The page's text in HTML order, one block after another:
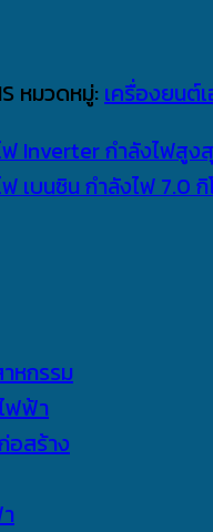
หมวดหมู่: เครื่องยนต์
หกรรม
ฟฟ้า
อสร้าง